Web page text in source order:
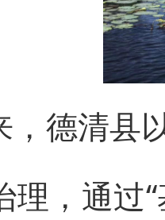
，德清县
理，通过